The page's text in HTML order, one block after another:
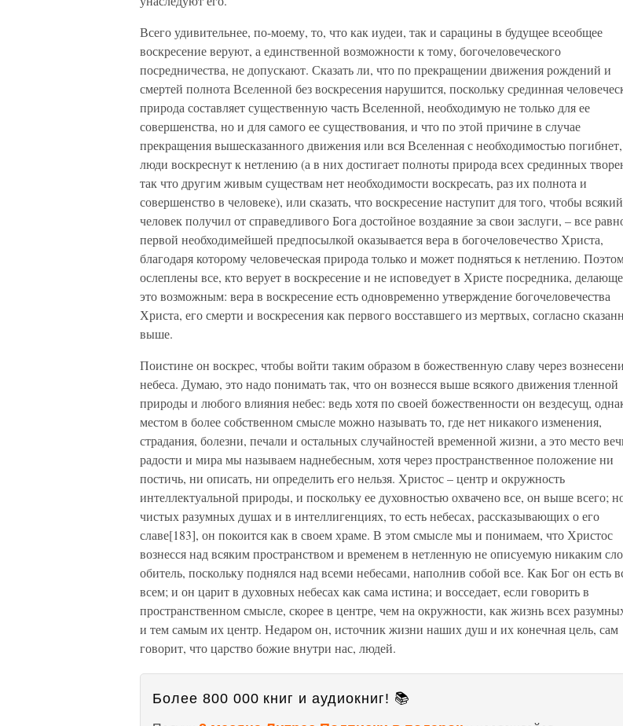
Всего удивительнее, по-моему, то, что как иудеи, так и сарацины в будущее всеобщее
воскресение веруют, а единственной возможности к тому, богочеловеческого
посредничества, не допускают. Сказать ли, что по прекращении движения рождений и
смертей полнота Вселенной без воскресения нарушится, поскольку срединная
природа составляет существенную часть Вселенной, необходимую не только для ее
совершенства, но и для самого ее существования, и что по этой причине в случае
прекращения вышесказанного движения или вся Вселенная с необходимостью
люди воскреснут к нетлению (а в них достигает полноты природа всех срединных
так что другим живым существам нет необходимости воскресать, раз их полнота и
совершенство в человеке), или сказать, что воскресение наступит для того, чтобы всякий
человек получил от справедливого Бога достойное воздаяние за свои заслуги, – все
первой необходимейшей предпосылкой оказывается вера в богочеловечество Христа,
благодаря которому человеческая природа только и может подняться к нетлению.
ослеплены все, кто верует в воскресение и не исповедует в Христе посредника,
это возможным: вера в воскресение есть одновременно утверждение богочеловечества
Христа, его смерти и воскресения как первого восставшего из мертвых, согласно
выше.
Поистине он воскрес, чтобы войти таким образом в божественную славу через
небеса. Думаю, это надо понимать так, что он вознесся выше всякого движения тленной
природы и любого влияния небес: ведь хотя по своей божественности он вездесущ,
местом в более собственном смысле можно называть то, где нет никакого изменения,
страдания, болезни, печали и остальных случайностей временной жизни, а это место
радости и мира мы называем наднебесным, хотя через пространственное положение ни
постичь, ни описать, ни определить его нельзя. Христос – центр и окружность
интеллектуальной природы, и поскольку ее духовностью охвачено все, он выше всего;
чистых разумных душах и в интеллигенциях, то есть небесах, рассказывающих о его
славе[183], он покоится как в своем храме. В этом смысле мы и понимаем, что Христос
вознесся над всяким пространством и временем в нетленную не описуемую никаким
обитель, поскольку поднялся над всеми небесами, наполнив собой все. Как Бог он есть
всем; и он царит в духовных небесах как сама истина; и восседает, если говорить в
пространственном смысле, скорее в центре, чем на окружности, как жизнь всех
и тем самым их центр. Недаром он, источник жизни наших душ и их конечная цель, сам
говорит, что царство божие внутри нас, людей.
Более 800 000 книг и аудиокниг! 📚